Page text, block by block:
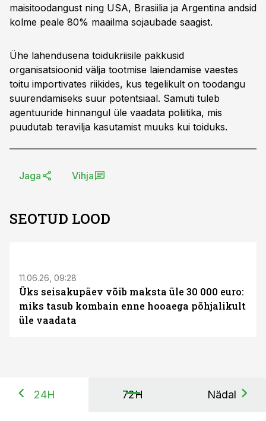
maisitoodangust ning USA, Brasiilia ja Argentina andsid
kolme peale 80% maailma sojaubade saagist.
Ühe lahendusena toidukriisile pakkusid
organisatsioonid välja tootmise laiendamise vaestes
toitu importivates riikides, kus tegelikult on toodangu
suurendamiseks suur potentsiaal. Samuti tuleb
agentuuride hinnangul üle vaadata poliitika, mis
puudutab teravilja kasutamist muuks kui toiduks.
Jaga Vihja
SEOTUD LOOD
11.06.26, 09:28
Üks seisakupäev võib maksta üle 30 000 euro:
miks tasub kombain enne hooaega põhjalikult
üle vaadata
24H 72H Nädal